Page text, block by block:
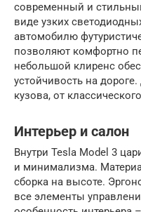
современный и
виде узких
автомобилю
позволяют комфортно
небольшой клиренс
устойчивость на
кузова, от
Интерьер и салон
Внутри Tesla Model 3
и минимализма.
сборка на высоте.
все элементы